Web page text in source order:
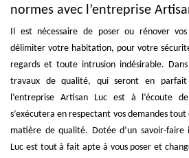
normes avec l’entreprise
Il est nécessaire de poser ou rénover
délimiter votre habitation, pour votre
regards et toute intrusion indésirable.
travaux de qualité, qui seront en parfait
l’entreprise Artisan Luc est à l’écoute
s’exécutera en respectant vos demandes
matière de qualité. Dotée d’un savoir-faire
Luc est tout à fait apte à vous poser et